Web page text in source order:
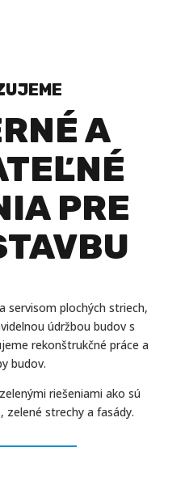
A
PRE
servisom plochých striech,
údržbou budov s
rekonštrukčné práce a
budov.
riešeniami ako sú
strechy a fasády.